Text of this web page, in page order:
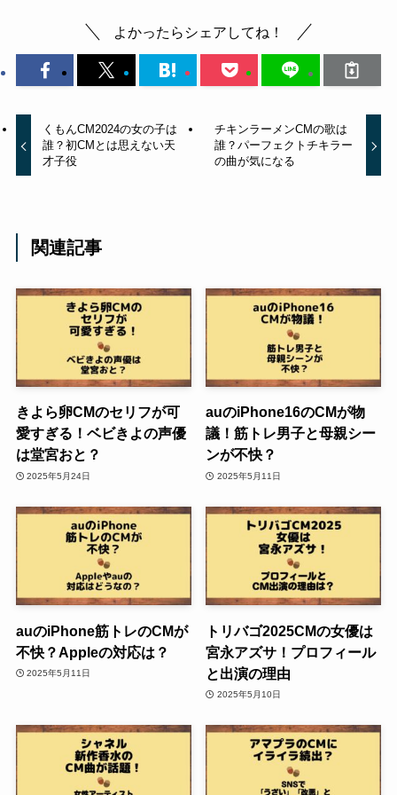
よかったらシェアしてね！
くもんCM2024の女の子は
誰？初CMとは思えない天
才子役
チキンラーメンCMの歌は
誰？パーフェクトチキラー
の曲が気になる
関連記事
きよら卵CMのセリフが可
愛すぎる！ベビきよの声優
は堂宮おと？
2025年5月24日
auのiPhone16のCMが物
議！筋トレ男子と母親シー
ンが不快？
2025年5月11日
auのiPhone筋トレのCMが
不快？Appleの対応は？
2025年5月11日
トリバゴ2025CMの女優は
宮永アズサ！プロフィール
と出演の理由
2025年5月10日